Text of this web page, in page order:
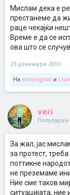
Мислам дека е
престанеме да
раце чекајќи
Време е да се
ова што се
23 декември 2010
На shiningstar и
veri
Популарен
За жал, јас
за протест,
поттикне
не преземаме
Ние сме таков
ситуацијата,